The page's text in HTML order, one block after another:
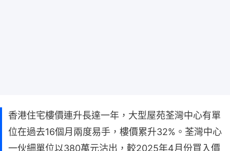
香港住宅樓價連升長達一年，大型屋苑荃灣中心有單
位在過去16個月兩度易手，樓價累升32%。荃灣中心
一伙細單位以380萬元沽出，較2025年4月份買入價